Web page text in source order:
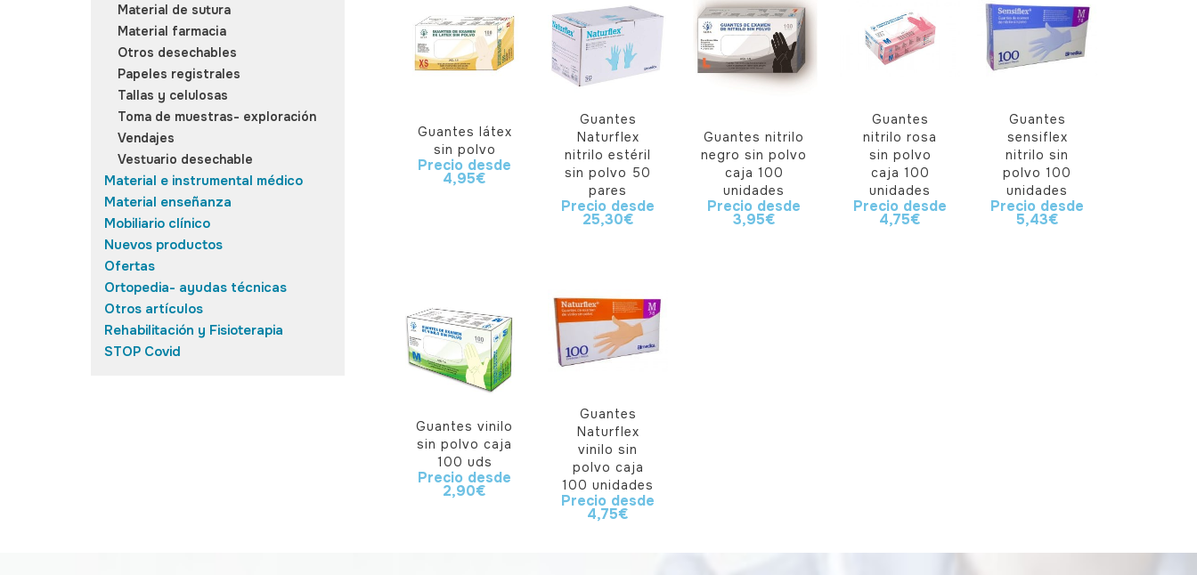
Material de sutura
Material farmacia
Otros desechables
Papeles registrales
Tallas y celulosas
Toma de muestras- exploración
Vendajes
Vestuario desechable
Material e instrumental médico
Material enseñanza
Mobiliario clínico
Nuevos productos
Ofertas
Ortopedia- ayudas técnicas
Otros artículos
Rehabilitación y Fisioterapia
STOP Covid
Guantes látex
sin polvo
Precio desde
4,95€
Guantes
Naturflex
nitrilo estéril
sin polvo 50
pares
Precio desde
25,30€
Guantes nitrilo
negro sin polvo
caja 100
unidades
Precio desde
3,95€
Guantes
nitrilo rosa
sin polvo
caja 100
unidades
Precio desde
4,75€
Guantes
sensiflex
nitrilo sin
polvo 100
unidades
Precio desde
5,43€
Guantes vinilo
sin polvo caja
100 uds
Precio desde
2,90€
Guantes
Naturflex
vinilo sin
polvo caja
100 unidades
Precio desde
4,75€